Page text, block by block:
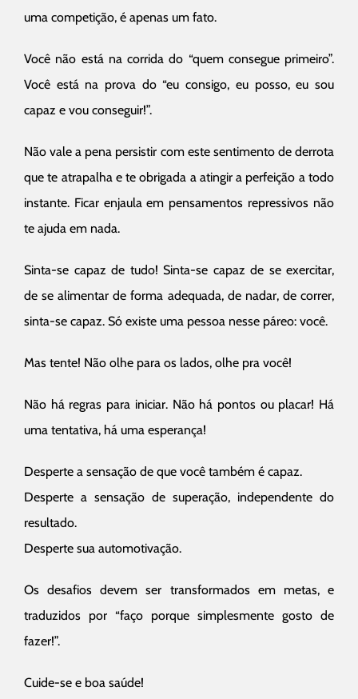
uma competição, é apenas um fato.
Você não está na corrida do “quem consegue primeiro”.
Você está na prova do “eu consigo, eu posso, eu sou
capaz e vou conseguir!”.
Não vale a pena persistir com este sentimento de derrota
que te atrapalha e te obrigada a atingir a perfeição a todo
instante. Ficar enjaula em pensamentos repressivos não
te ajuda em nada.
Sinta-se capaz de tudo! Sinta-se capaz de se exercitar,
de se alimentar de forma adequada, de nadar, de correr,
sinta-se capaz. Só existe uma pessoa nesse páreo: você.
Mas tente! Não olhe para os lados, olhe pra você!
Não há regras para iniciar. Não há pontos ou placar! Há
uma tentativa, há uma esperança!
Desperte a sensação de que você também é capaz.
Desperte a sensação de superação, independente do
resultado.
Desperte sua automotivação.
Os desafios devem ser transformados em metas, e
traduzidos por “faço porque simplesmente gosto de
fazer!”.
Cuide-se e boa saúde!